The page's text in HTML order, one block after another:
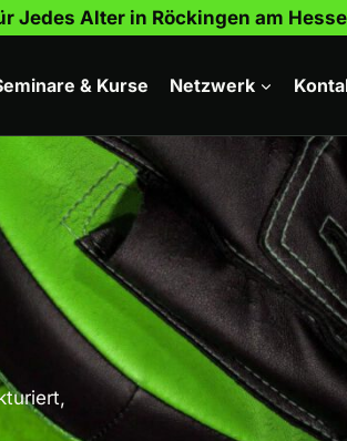
Jedes Alter in Röckingen am
& Kurse Netzwerk